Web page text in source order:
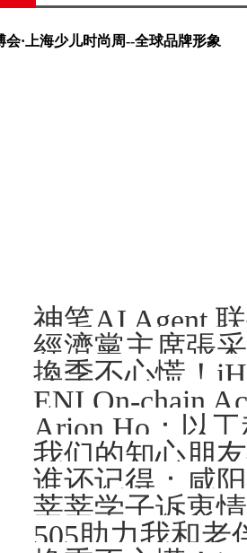
会·上海少儿时尚周--全球品牌形象
Arion Ho：以
我们的知心朋
谁还记得：咸
莘莘学子诉衷情
505助力我和老